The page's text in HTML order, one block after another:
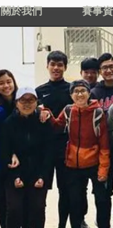
關於我們 賽事